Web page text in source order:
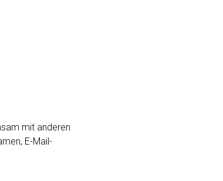
mit anderen
E-Mail-